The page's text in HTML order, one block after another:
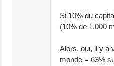
Si 10% du
(10% de 1.000
Alors, oui, il y a
monde = 63%